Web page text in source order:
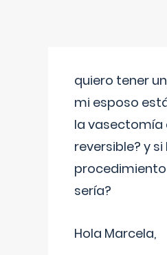
quiero tener
mi esposo
la vasectomía
reversible? y si
sería?
Hola Marcela,